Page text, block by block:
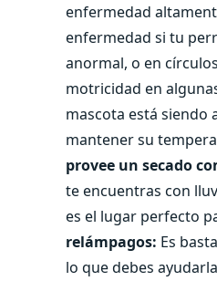
enfermedad
enfermedad si tu
anormal, o en
motricidad en
mascota está siendo
mantener su
provee un secado
te encuentras con
es el lugar perfecto
relámpagos: Es
lo que debes